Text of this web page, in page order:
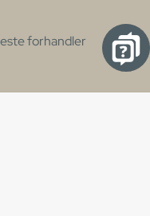
forhandler